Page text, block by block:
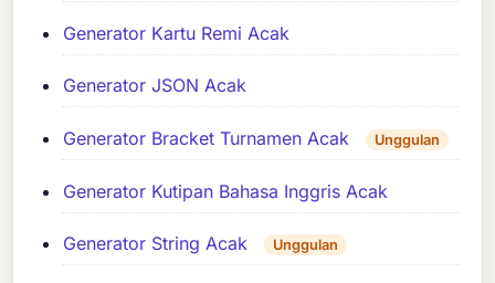
Generator Kartu Remi Acak
Generator JSON Acak
Generator Bracket Turnamen Acak Unggulan
Generator Kutipan Bahasa Inggris Acak
Generator String Acak Unggulan